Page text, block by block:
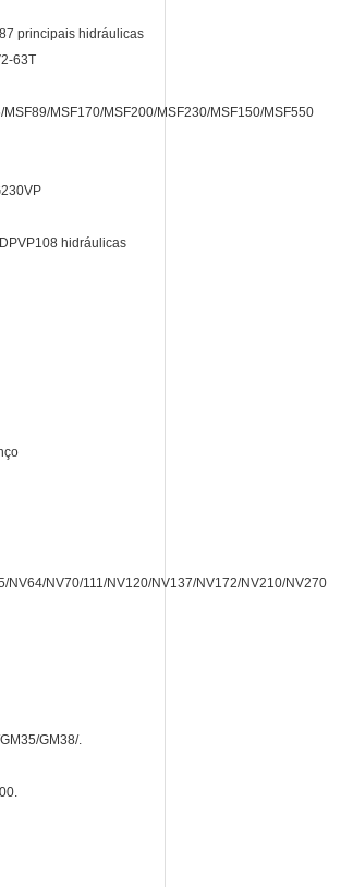
principais hidráulicas
63T
MSF170/MSF200/MSF230/MSF150/MSF550
hidráulicas
NV64/NV70/111/NV120/NV137/NV172/NV210/NV270
GM38/.